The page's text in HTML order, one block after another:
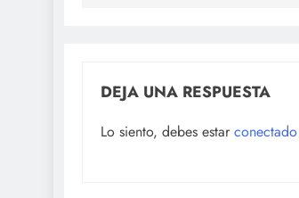
DEJA UNA RESPUESTA
Lo siento, debes estar conectado